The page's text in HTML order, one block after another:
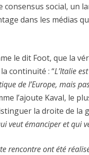
consensus social, un
dans les médias
le dit Foot, que la
continuité : “L’Italie
de l’Europe, mais
l’ajoute Kaval, le
la droite de la
veut émanciper et qui
rencontre ont été